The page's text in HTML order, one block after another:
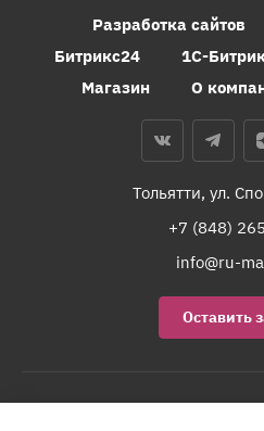
Разработка сайтов
Битрикс24
1С-
Магазин
О
Тольятти, ул.
+7 (848)
info@ru-
Оставить